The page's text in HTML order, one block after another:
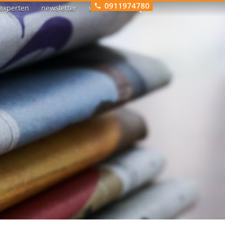
newsletter über uns0911974780